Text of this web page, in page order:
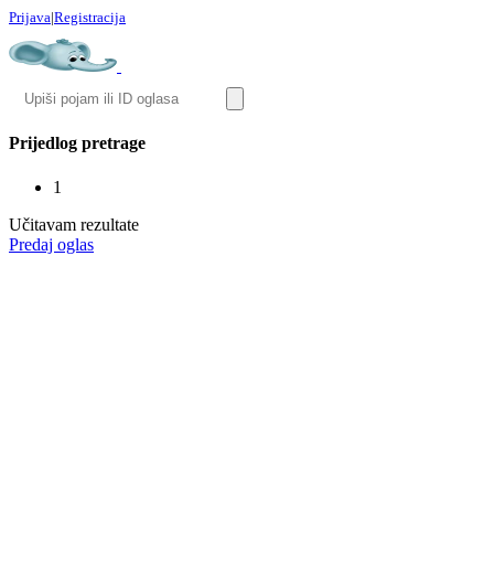
Prijava|Registracija
Prijedlog pretrage
1
Učitavam rezultate
Predaj oglas